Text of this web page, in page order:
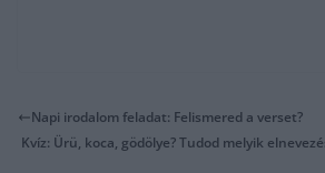
Napi irodalom feladat: Felismered a verset?
Kvíz: Ürü, koca, gödölye? Tudod melyik